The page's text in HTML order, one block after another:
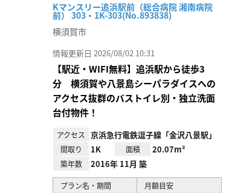
Kマンスリー追浜駅前（総合病院 湘南病院
前） 303・1K-303(No.893838)
横須賀市
情報更新日 2026/08/02 10:31
【駅近・WIFI無料】追浜駅から徒歩3
分 横須賀や八景島シーパラダイスへの
アクセス抜群のバストイレ別・独立洗面
台付物件！
アクセス 京浜急行電鉄逗子線「金沢八景駅」
間取り 1K 面積 20.07m²
築年数 2016年 11月 築
プラン名・期間 月額目安